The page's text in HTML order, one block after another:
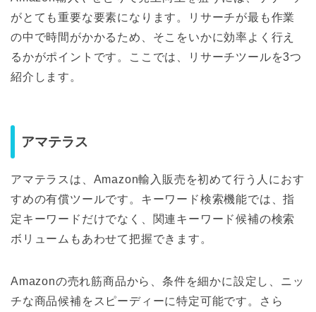
がとても重要な要素になります。リサーチが最も作業
の中で時間がかかるため、そこをいかに効率よく行え
るかがポイントです。ここでは、リサーチツールを3つ
紹介します。
アマテラス
アマテラスは、Amazon輸入販売を初めて行う人におす
すめの有償ツールです。キーワード検索機能では、指
定キーワードだけでなく、関連キーワード候補の検索
ボリュームもあわせて把握できます。
Amazonの売れ筋商品から、条件を細かに設定し、ニッ
チな商品候補をスピーディーに特定可能です。さら